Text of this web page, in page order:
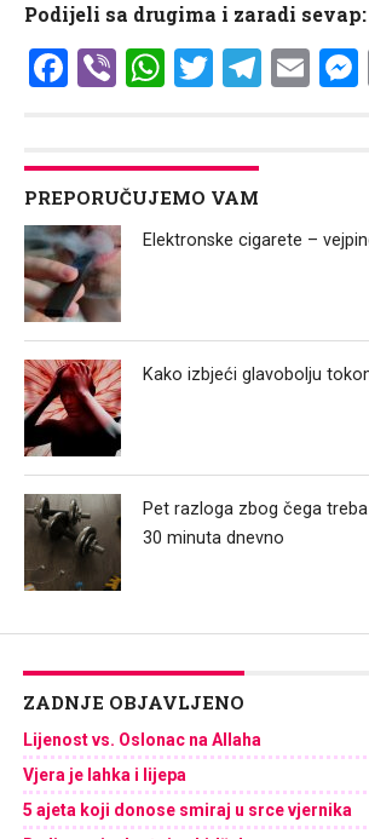
Podijeli sa drugima i zaradi sevap:
Facebook
ViberWhatsApp
Twitter
PREPORUČUJEMO VAM
Elektronske cigarete –
Kako izbjeći glavobolju
Pet razloga zbog čega
30 minuta dnevno
ZADNJE OBJAVLJENO
Lijenost vs. Oslonac na Allaha
Vjera je lahka i lijepa
5 ajeta koji donose smiraj u srce vjernika